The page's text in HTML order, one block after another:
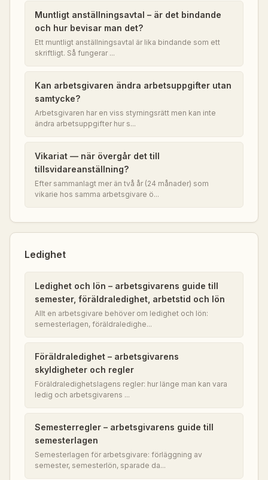
Muntligt anställningsavtal – är det bindande
och hur bevisar man det?
Ett muntligt anställningsavtal är lika bindande som ett
skriftligt. Så fungerar ...
Kan arbetsgivaren ändra arbetsuppgifter utan
samtycke?
Arbetsgivaren har en viss styrningsrätt men kan inte
ändra arbetsuppgifter hur s...
Vikariat — när övergår det till
tillsvidareanställning?
Efter sammanlagt mer än två år (24 månader) som
vikarie hos samma arbetsgivare ö...
Ledighet
Ledighet och lön – arbetsgivarens guide till
semester, föräldraledighet, arbetstid och lön
Allt en arbetsgivare behöver om ledighet och lön:
semesterlagen, föräldraledighe...
Föräldraledighet – arbetsgivarens
skyldigheter och regler
Föräldraledighetslagens regler: hur länge man kan vara
ledig och arbetsgivarens ...
Semesterregler – arbetsgivarens guide till
semesterlagen
Semesterlagen för arbetsgivare: förläggning av
semester, semesterlön, sparade da...